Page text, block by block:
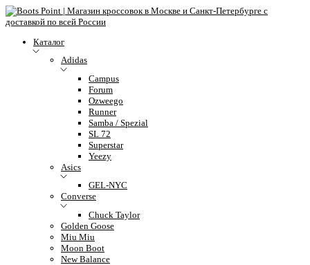
Каталог
Adidas
Campus
Forum
Ozweego
Runner
Samba / Spezial
SL 72
Superstar
Yeezy
Asics
GEL-NYC
Converse
Chuck Taylor
Golden Goose
Miu Miu
Moon Boot
New Balance